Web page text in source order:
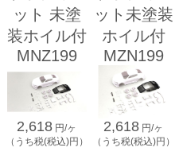
ット 未塗
装ホイル付
MNZ199
2,618 円/ヶ
（うち税(税込)円）
ット未塗装
ホイル付
MZN199
2,618 円/ヶ
（うち税(税込)円）